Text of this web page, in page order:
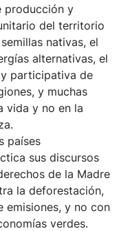
producción y
del territorio
nativas, el
alternativas, el
participativa de
y muchas
vida y no en la
países
sus discursos
de la Madre
la deforestación,
emisiones, y no con
verdes.